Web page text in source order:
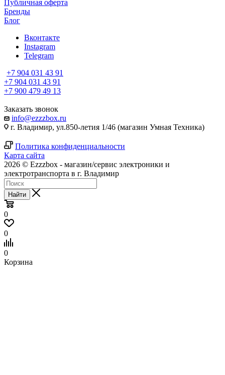
Публичная оферта
Бренды
Блог
Вконтакте
Instagram
Telegram
+7 904 031 43 91
+7 904 031 43 91
+7 900 479 49 13
Заказать звонок
info@ezzzbox.ru
г. Владимир, ул.850-летия 1/46 (магазин Умная Техника)
Политика конфиденциальности
Карта сайта
2026 © Ezzzbox - магазин/сервис электроники и
электротранспорта в г. Владимир
Найти
0
0
0
Корзина